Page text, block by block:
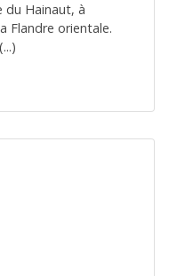
du Hainaut, à
Flandre orientale.